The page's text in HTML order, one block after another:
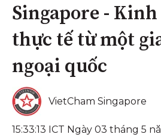
Singapore -
thực tế từ một
ngoại quốc
VietCham Singapore
15:33:13 ICT Ngày 03 tháng 5